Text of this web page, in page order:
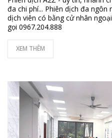
đa chi phí... Phiên dịch đa ngôn
dịch viên có bằng cử nhân
gọi 0967.204.888
XEM THÊM